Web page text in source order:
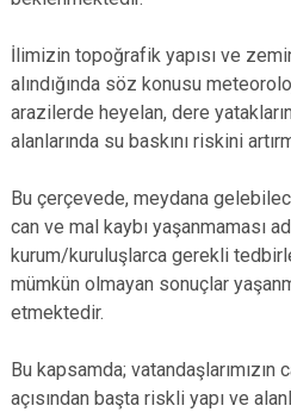
İlimizin topoğrafik yapısı ve
alındığında söz konusu
arazilerde heyelan, dere
alanlarında su baskını riskini
Bu çerçevede, meydana
can ve mal kaybı yaşanmaması
kurum/kuruluşlarca gerekli
mümkün olmayan sonuçlar
etmektedir.
Bu kapsamda;
açısından başta riskli yapı ve